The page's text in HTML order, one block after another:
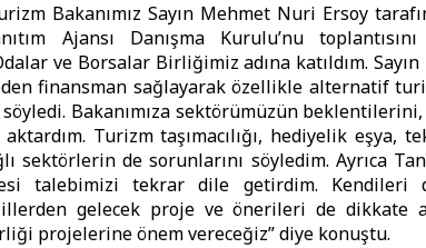
Bakanımız Sayın Mehmet Nuri Ersoy
Ajansı Danışma Kurulu’nu
ve Borsalar Birliğimiz adına katıldım. Sayın
finansman sağlayarak özellikle alternatif
söyledi. Bakanımıza sektörümüzün
aktardım. Turizm taşımacılığı, hediyelik
sektörlerin de sorunlarını söyledim. Ayrıca
talebimizi tekrar dile getirdim. Kendileri
illerden gelecek proje ve önerileri de dikkate
projelerine önem vereceğiz” diye konuştu.